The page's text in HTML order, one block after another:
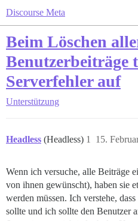
Discourse Meta
Beim Löschen
Benutzerbeiträge
Serverfehler auf
Unterstützung
Headless (Headless) 15.
1
Wenn ich versuche, alle Beiträge
von ihnen gewünscht), haben sie
werden müssen. Ich verstehe,
sollte und ich sollte den Benutzer